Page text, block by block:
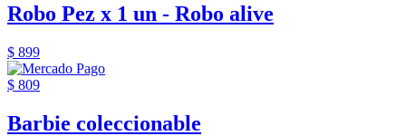
Robo Pez x 1 un - Robo alive
$ 899
$ 809
Barbie coleccionable